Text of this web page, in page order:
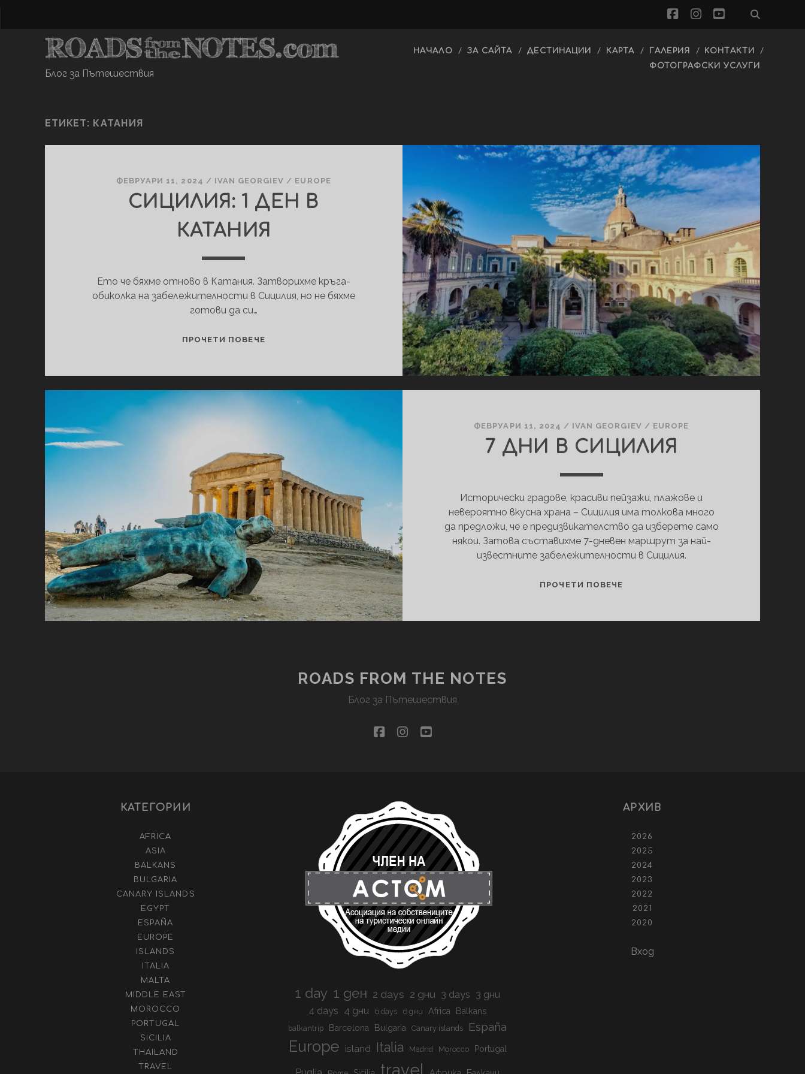
facebook
instagram
youtube
Блог за Пътешествия
НАЧАЛО ЗА САЙТА ДЕСТИНАЦИИ КАРТА ГАЛЕРИЯ
KОНТАКТИ
ФОТОГРАФСКИ УСЛУГИ
ЕТИКЕТ: КАТАНИЯ
ФЕВРУАРИ 11, 2024 / IVAN GEORGIEV / EUROPE
СИЦИЛИЯ: 1 ДЕН В
КАТАНИЯ
Ето че бяхме отново в Катания. Затворихме кръга-
обиколка на забележителности в Сицилия, но не бяхме
готови да си…
ПРОЧЕТИ ПОВЕЧЕСИЦИЛИЯ:
КАТАНИЯ
ФЕВРУАРИ 11, 2024 / IVAN GEORGIEV / EUROPE
7 ДНИ В СИЦИЛИЯ
Исторически градове, красиви пейзажи, плажове и
невероятно вкусна ­храна – Сицилия има толкова много
да предложи, че е предизвикателство да изберете само
някои. Затова съставихме 7-дневен маршрут за най-
известните забележителности в Сицилия.
ПРОЧЕТИ ПОВЕЧЕ7
ROADS FROM THE NOTES
Блог за Пътешествия
facebook
instagram
youtube
КАТЕГОРИИ
AFRICA
ASIA
BALKANS
BULGARIA
CANARY ISLANDS
EGYPT
ESPAÑA
EUROPE
ISLANDS
ITALIA
MALTA
MIDDLE EAST
MOROCCO
PORTUGAL
SICILIA
THAILAND
TRAVEL
1 day 1 ден 2 days 2 дни 3 days 3 дни
4 days 4 дни 6 days 6 дни Africa Balkans
balkantrip Barcelona Bulgaria Canary islands España
Europe island Italia Madrid Morocco Portugal
travel
АРХИВ
2026
2025
2024
2023
2022
2021
2020
Вход